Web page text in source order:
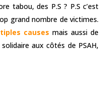
tabou, des P.S ? P.S c’est
grand nombre de victimes.
causes mais aussi de
aux côtés de PSAH,